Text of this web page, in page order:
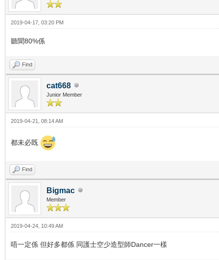
2019-04-17, 03:20 PM
聽聞80%係
Find
cat668
Junior Member
2019-04-21, 08:14 AM
都未必既
Find
Bigmac
Member
2019-04-24, 10:49 AM
唔一定係 但好多都係 同護士空少造型師Dancer一樣